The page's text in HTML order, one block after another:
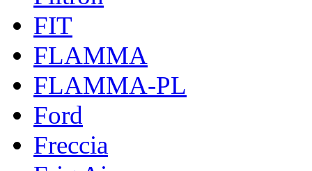
FIT
FLAMMA
FLAMMA-PL
Ford
Freccia